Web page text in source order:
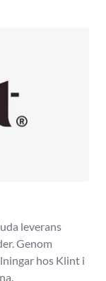
leverans
Genom
hos Klint i